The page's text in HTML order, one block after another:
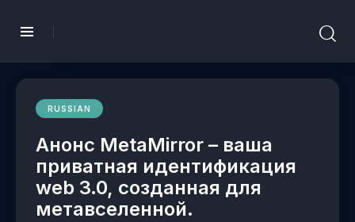
RUSSIAN
Анонс MetaMirror – ваша
приватная идентификация
web 3.0, созданная для
метавселенной.